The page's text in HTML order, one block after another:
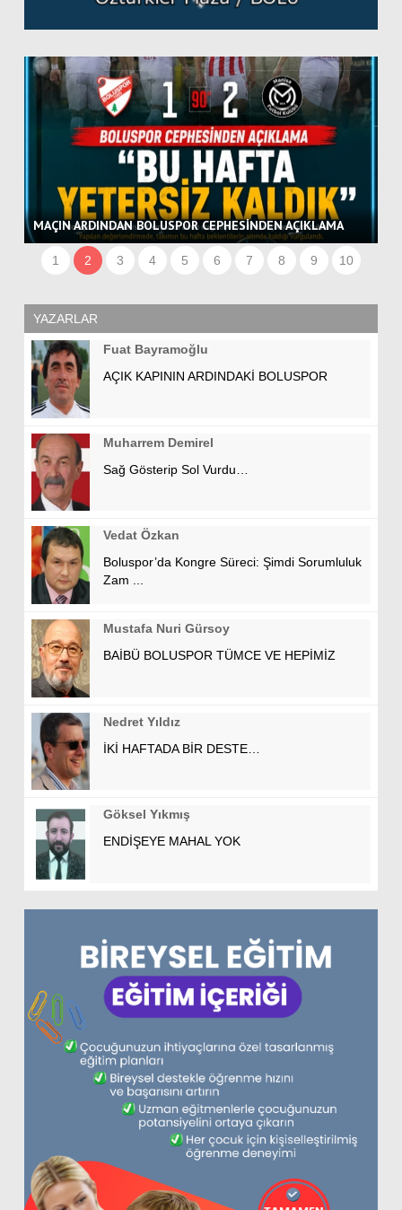
MAÇIN ARDINDAN BOLUSPOR CEPHESİNDEN AÇIKLAMA
1 2 3 4 5 6 7 8 9 10
YAZARLAR
Fuat Bayramoğlu
AÇIK KAPININ ARDINDAKİ BOLUSPOR
Muharrem Demirel
Sağ Gösterip Sol Vurdu…
Vedat Özkan
Boluspor’da Kongre Süreci: Şimdi Sorumluluk
Zam ...
Mustafa Nuri Gürsoy
BAİBÜ BOLUSPOR TÜMCE VE HEPİMİZ
Nedret Yıldız
İKİ HAFTADA BİR DESTE…
Göksel Yıkmış
ENDİŞEYE MAHAL YOK